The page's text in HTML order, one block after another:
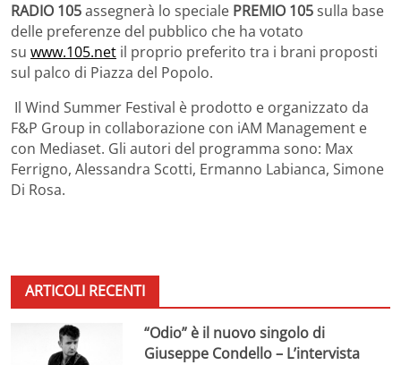
RADIO 105assegnerà lo speciale PREMIO 105sulla base
delle preferenze del pubblico che ha votato
su www.105.net il proprio preferito tra i brani proposti
sul palco di Piazza del Popolo.
Il Wind Summer Festival è prodotto e organizzato da
F&P Group in collaborazione con iAM Management e
con Mediaset. Gli autori del programma sono: Max
Ferrigno, Alessandra Scotti, Ermanno Labianca, Simone
Di Rosa.
ARTICOLI RECENTI
“Odio” è il nuovo singolo di
Giuseppe Condello – L’intervista